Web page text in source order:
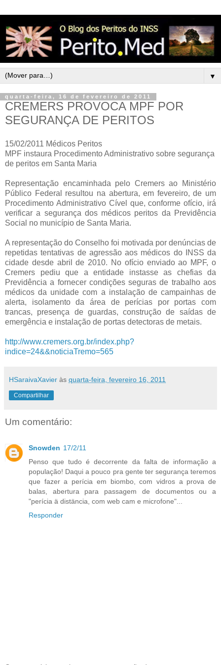
▼
quarta-feira, 16 de fevereiro de 2011
CREMERS PROVOCA MPF POR
SEGURANÇA DE PERITOS
15/02/2011 Médicos Peritos
MPF instaura Procedimento Administrativo sobre segurança
de peritos em Santa Maria
Representação encaminhada pelo Cremers ao Ministério
Público Federal resultou na abertura, em fevereiro, de um
Procedimento Administrativo Cível que, conforme ofício, irá
verificar a segurança dos médicos peritos da Previdência
Social no município de Santa Maria.
A representação do Conselho foi motivada por denúncias de
repetidas tentativas de agressão aos médicos do INSS da
cidade desde abril de 2010. No ofício enviado ao MPF, o
Cremers pediu que a entidade instasse as chefias da
Previdência a fornecer condições seguras de trabalho aos
médicos da unidade com a instalação de campainhas de
alerta, isolamento da área de perícias por portas com
trancas, presença de guardas, construção de saídas de
emergência e instalação de portas detectoras de metais.
http://www.cremers.org.br/index.php?
indice=24&&noticiaTremo=565
HSaraivaXavier às quarta-feira, fevereiro 16, 2011
Compartilhar
Um comentário:
Snowden 17/2/11
Penso que tudo é decorrente da falta de informação a
população! Daqui a pouco pra gente ter segurança teremos
que fazer a perícia em biombo, com vidros a prova de
balas, abertura para passagem de documentos ou a
"perícia ä distäncia, com web cam e microfone"...
Responder